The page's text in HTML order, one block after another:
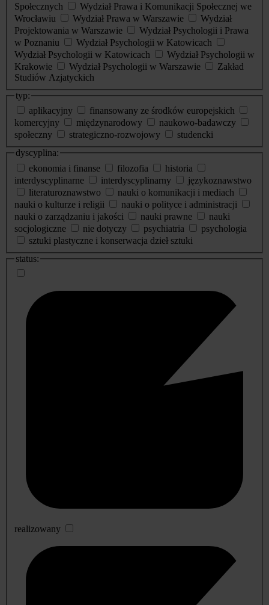
Społecznych
Wydział Prawa i Komunikacji Społecznej we
Wrocławiu
Wydział Prawa w Warszawie
Wydział
Projektowania w Warszawie
Wydział Psychologii i Prawa
w Poznaniu
Wydział Psychologii w Katowicach
Wydział Psychologii w Katowicach
Wydział Psychologii w
Krakowie
Wydział Psychologii w Warszawie
Zakład
Studiów Azjatyckich
typ:
aplikacyjny
finansowany ze środków europejskich
komercyjny
międzynarodowy
naukowo-badawczy
społeczny
strategiczno-rozwojowy
studencki
dyscyplina:
ekonomia i finanse
filozofia
historia
interdyscyplinarne
interdyscyplinarny
językoznawstwo
literaturoznawstwo
nauki o komunikacji i mediach
nauki o kulturze i religii
nauki o polityce i administracji
nauki o zarządzaniu i jakości
nauki prawne
nauki
socjologiczne
nie dotyczy psychiatria
psychologia
sztuki plastyczne i konserwacja dzieł sztuki
status:
realizowany